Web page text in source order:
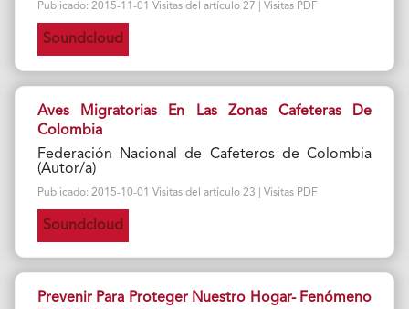
Publicado: 2015-11-01 Visitas del artículo 27 | Visitas PDF
Soundcloud
Aves Migratorias En Las Zonas Cafeteras De
Colombia
Federación Nacional de Cafeteros de Colombia
(Autor/a)
Publicado: 2015-10-01 Visitas del artículo 23 | Visitas PDF
Soundcloud
Prevenir Para Proteger Nuestro Hogar- Fenómeno